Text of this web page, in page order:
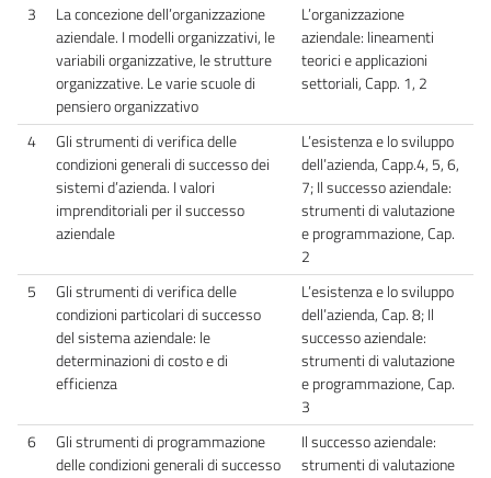
3
La concezione dell’organizzazione
aziendale. I modelli organizzativi, le
variabili organizzative, le strutture
organizzative. Le varie scuole di
pensiero organizzativo
L’organizzazione
aziendale: lineamenti
teorici e applicazioni
settoriali, Capp. 1, 2
4
Gli strumenti di verifica delle
condizioni generali di successo dei
sistemi d’azienda. I valori
imprenditoriali per il successo
aziendale
L’esistenza e lo sviluppo
dell’azienda, Capp.4, 5, 6,
7; Il successo aziendale:
strumenti di valutazione
e programmazione, Cap.
2
5
Gli strumenti di verifica delle
condizioni particolari di successo
del sistema aziendale: le
determinazioni di costo e di
efficienza
L’esistenza e lo sviluppo
dell’azienda, Cap. 8; Il
successo aziendale:
strumenti di valutazione
e programmazione, Cap.
3
6
Gli strumenti di programmazione
delle condizioni generali di successo
Il successo aziendale:
strumenti di valutazione